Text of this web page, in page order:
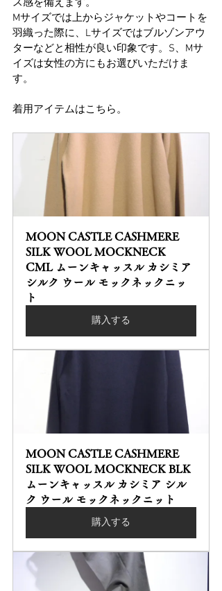
ス感を備えます。
Mサイズでは上からジャケットやコートを
羽織った際に、Lサイズではブルゾンアウ
ターなどと相性が良い印象です。S、Mサ
イズは女性の方にもお選びいただけま
す。
着用アイテムはこちら。
MOON CASTLE CASHMERE
SILK WOOL MOCKNECK
CML ムーンキャッスル カシミア
シルク ウール モックネックニッ
ト
購入する
MOON CASTLE CASHMERE
SILK WOOL MOCKNECK BLK
ムーンキャッスル カシミア シル
ク ウール モックネックニット
購入する